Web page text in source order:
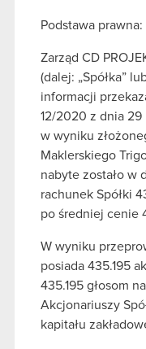
Podstawa
Zarząd CD
(dalej: „Spółka”
informacji
12/2020 z dnia
w wyniku
Maklerskiego
nabyte zostało w
rachunek Spółki
po średniej cenie
W wyniku
posiada 435.195
435.195 głosom
Akcjonariuszy
kapitału